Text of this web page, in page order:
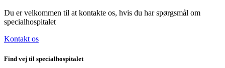
Du er velkommen til at kontakte os, hvis du har spørgsmål om
specialhospitalet
Kontakt os
Find vej til specialhospitalet